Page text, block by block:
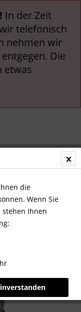
In der Zeit
telefonisch
nehmen wir
Die
etwas
die
Wenn Sie
Ihnen